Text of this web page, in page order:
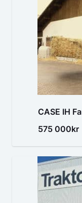
CASE IH
575 000kr